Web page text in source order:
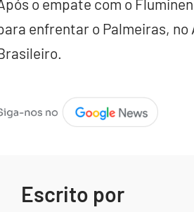
o empate com o
enfrentar o Palmeiras, no
Escrito por